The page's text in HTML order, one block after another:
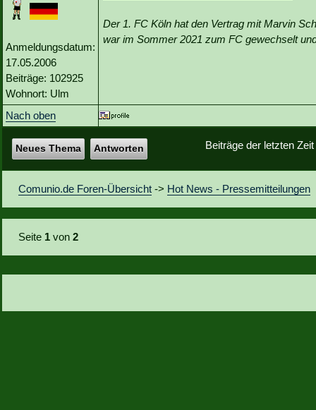
Anmeldungsdatum:
17.05.2006
Beiträge: 102925
Wohnort: Ulm
Der 1. FC Köln hat den Vertrag mit Marvin
war im Sommer 2021 zum FC gewechselt
Nach oben
Beiträge der letzten
Neues Thema Antworten
Comunio.de Foren-Übersicht -> Hot News - Pressemitteilungen
Seite 1 von2